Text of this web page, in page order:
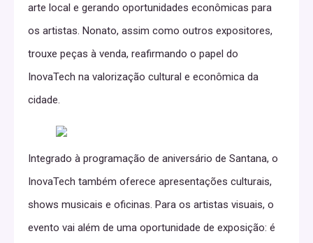
arte local e gerando oportunidades econômicas para
os artistas. Nonato, assim como outros expositores,
trouxe peças à venda, reafirmando o papel do
InovaTech na valorização cultural e econômica da
cidade.
Integrado à programação de aniversário de Santana, o
InovaTech também oferece apresentações culturais,
shows musicais e oficinas. Para os artistas visuais, o
evento vai além de uma oportunidade de exposição: é